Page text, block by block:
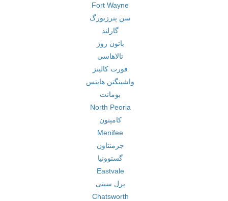
Fort Wayne
سن پترزبورگ
گارلند
باتون روژ
تالاهاسی
فورت کالینز
واشینگتن هایتس
بومانت
North Peoria
کامپتون
Menifee
جرمنتاون
گستوونیا
Eastvale
پرل سیتی
Chatsworth